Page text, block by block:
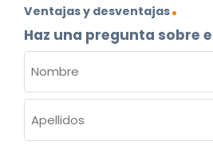
Ventajas y desventajas
Haz una pregunta sobre
(OBLIGATORIO)
Nombre